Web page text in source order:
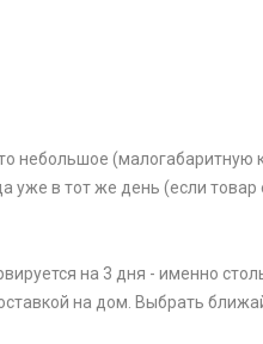
небольшое (малогабаритную
уже в тот же день (если
на 3 дня - именно
на дом. Выбрать